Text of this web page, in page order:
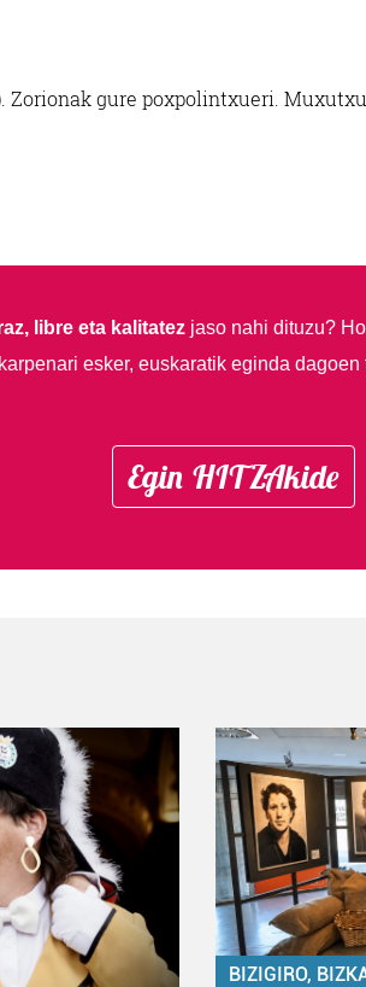
. Zorionak gure poxpolintxueri.
libre eta kalitatezjaso nahi dituzu?
esker, euskaratik eginda
Egin HITZAkide
BIZIGIRO,